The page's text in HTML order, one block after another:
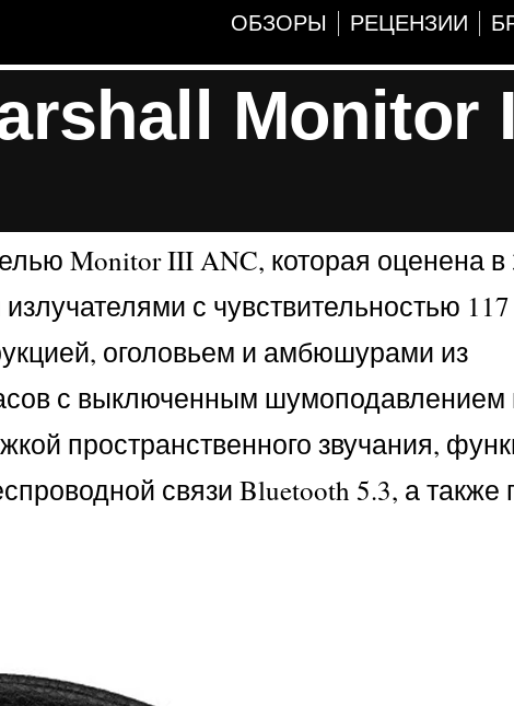
ОБЗОРЫ РЕЦЕНЗИИ
Monitor
Monitor III ANC, которая оценена в
с чувствительностью
оголовьем и амбюшурами из
с выключенным шумоподавлением
пространственного звучания,
связи Bluetooth 5.3, а